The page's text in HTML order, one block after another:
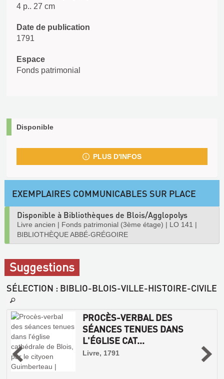
4 p.. 27 cm
Date de publication
1791
Espace
Fonds patrimonial
Disponible
PLUS D'INFOS
EXEMPLAIRES COMMUNICABLES SUR PLACE
Disponible à Bibliothèques de Blois/Agglopolys
Livre ancien | Fonds patrimonial (3ème étage) | LO 141 |
BIBLIOTHÈQUE ABBÉ-GRÉGOIRE
Suggestions
SÉLECTION : BIBLIO-BLOIS-VILLE-HISTOIRE-CIVILE
PROCÈS-VERBAL DES
SÉANCES TENUES DANS
L'ÉGLISE CAT...
Livre, 1791